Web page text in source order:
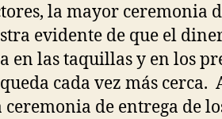
la mayor ceremonia
evidente de que el
en las taquillas y en los
cada vez más cerca.
de entrega de